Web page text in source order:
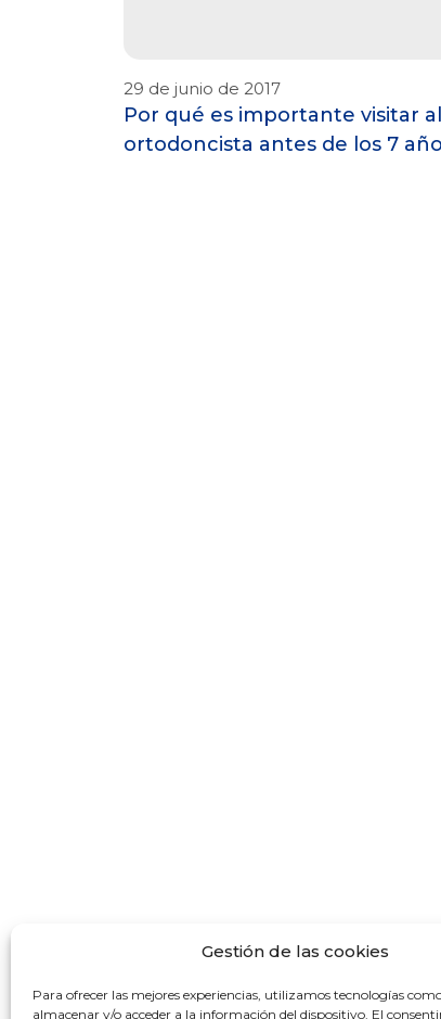
Gestión de las cookies
Para ofrecer las mejores experiencias, utilizamos tecnologías
almacenar y/o acceder a la información del dispositivo. El
29 de junio de 2017
Por qué es importante visitar al
ortodoncista antes de los 7